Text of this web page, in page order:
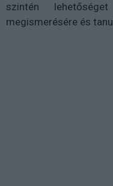
szintén
megismerésére és